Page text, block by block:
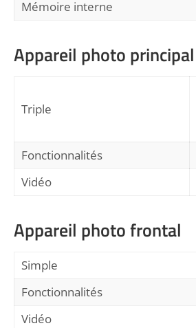
Mémoire interne
Appareil photo principal
Triple
Fonctionnalités
Vidéo
Appareil photo frontal
Simple
Fonctionnalités
Vidéo